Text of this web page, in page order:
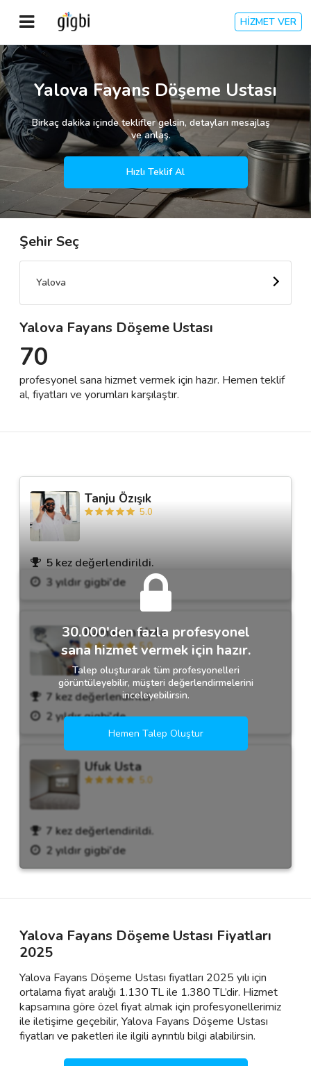
HİZMET VER
Anasayfa
Giriş Yap
Kayıt Ol
Kategoriler
🎈 Biz Kimiz?
🌟 Müşteri Değerlendirmeleri
Destek
İletişim
Yalova Fayans Döşeme Ustası
Birkaç dakika içinde teklifler gelsin, detayları mesajlaş
ve anlaş.
Hızlı Teklif Al
Şehir Seç
Yalova
Yalova Fayans Döşeme Ustası
70
profesyonel sana hizmet vermek için hazır. Hemen teklif
al, fiyatları ve yorumları karşılaştır.
Tanju Özışık
5.0
5 kez değerlendirildi.
3 yıldır gigbi'de
Ramazan Usta
5.0
7 kez değerlendirildi.
2 yıldır gigbi'de
Ufuk Usta
5.0
7 kez değerlendirildi.
2 yıldır gigbi'de
30.000'den fazla profesyonel
sana hizmet vermek için hazır.
Talep oluşturarak tüm profesyonelleri
görüntüleyebilir, müşteri değerlendirmelerini
inceleyebilirsin.
Hemen Talep Oluştur
Yalova Fayans Döşeme Ustası Fiyatları
2025
Yalova Fayans Döşeme Ustası fiyatları 2025 yılı için
ortalama fiyat aralığı 1.130 TL ile 1.380 TL’dir. Hizmet
kapsamına göre özel fiyat almak için profesyonellerimiz
ile iletişime geçebilir, Yalova Fayans Döşeme Ustası
fiyatları ve paketleri ile ilgili ayrıntılı bilgi alabilirsin.